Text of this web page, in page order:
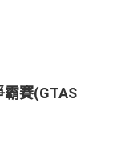
霸賽(GTAS